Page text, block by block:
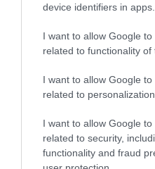
device identifiers in apps.
I want to allow Google
related to functionality of
I want to allow Google
related to personalization.
I want to allow Google
related to security,
functionality and fraud
2026.
TÍZ ÉVE
2026.